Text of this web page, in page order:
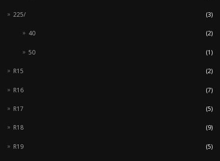
225/ (3)
40 (2)
50 (1)
R15 (2)
R16 (7)
R17 (5)
R18 (9)
R19 (5)